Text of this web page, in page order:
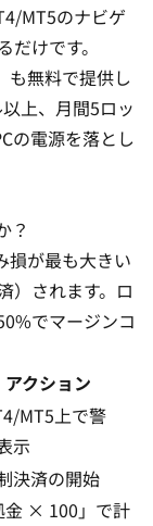
MT5のナビゲ
けです。
も無料で提供し
上、月間5ロッ
の電源を落とし
？
損が最も大きい
）されます。ロ
でマージンコ
アクション
MT5上で警
示
決済の開始
金 × 100」で計